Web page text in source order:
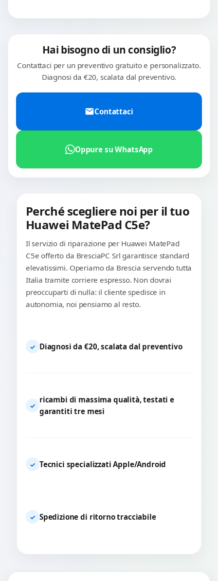
Hai bisogno di un consiglio?
Contattaci per un preventivo gratuito e personalizzato.
Diagnosi da €20, scalata dal preventivo.
Contattaci
Oppure su WhatsApp
Perché scegliere noi per il tuo
Huawei MatePad C5e?
Il servizio di riparazione per Huawei MatePad
C5e offerto da BresciaPC Srl garantisce standard
elevatissimi. Operiamo da Brescia servendo tutta
Italia tramite corriere espresso. Non dovrai
preoccuparti di nulla: il cliente spedisce in
autonomia, noi pensiamo al resto.
✓ Diagnosi da €20, scalata dal preventivo
✓
ricambi di massima qualità, testati e
garantiti tre mesi
✓ Tecnici specializzati Apple/Android
✓ Spedizione di ritorno tracciabile